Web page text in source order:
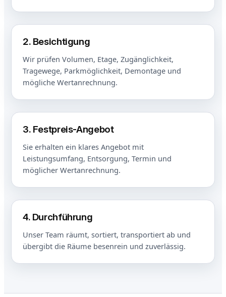
2. Besichtigung
Wir prüfen Volumen, Etage, Zugänglichkeit,
Tragewege, Parkmöglichkeit, Demontage und
mögliche Wertanrechnung.
3. Festpreis-Angebot
Sie erhalten ein klares Angebot mit
Leistungsumfang, Entsorgung, Termin und
möglicher Wertanrechnung.
4. Durchführung
Unser Team räumt, sortiert, transportiert ab und
übergibt die Räume besenrein und zuverlässig.